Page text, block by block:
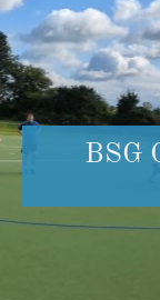
Suchbegriffe
BSG